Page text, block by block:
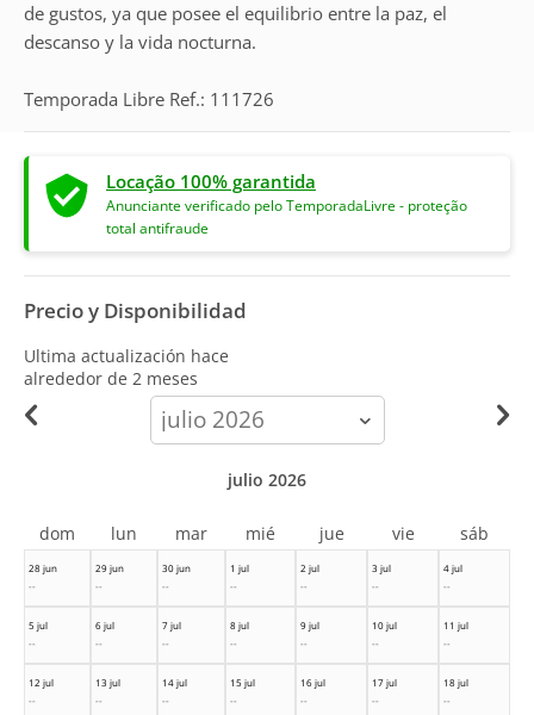
de gustos, ya que posee el equilibrio entre la paz, el
descanso y la vida nocturna.
Temporada Libre Ref.: 111726
Locação 100% garantida
Anunciante verificado pelo TemporadaLivre - proteção
total antifraude
Precio y Disponibilidad
Ultima actualización hace
alrededor de 2 meses
calendar-
month
28 jun
--
29 jun
--
30 jun
--
1 jul
--
2 jul
--
3 jul
--
4 jul
--
5 jul
--
6 jul
--
7 jul
--
8 jul
--
9 jul
--
10 jul
--
11 jul
--
12 jul
--
13 jul
--
14 jul
--
15 jul
--
16 jul
--
17 jul
--
18 jul
--
julio 2026
dom lun mar mié jue vie sáb